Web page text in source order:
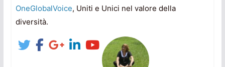
OneGlobalVoice, Uniti e Unici nel valore della
diversità.